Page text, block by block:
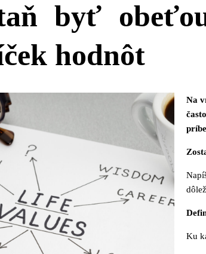
byť
hodnôt
Na
Ku